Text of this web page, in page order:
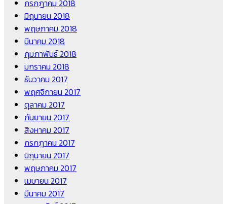
กรกฎาคม 2018
มิถุนายน 2018
พฤษภาคม 2018
มีนาคม 2018
กุมภาพันธ์ 2018
มกราคม 2018
ธันวาคม 2017
พฤศจิกายน 2017
ตุลาคม 2017
กันยายน 2017
สิงหาคม 2017
กรกฎาคม 2017
มิถุนายน 2017
พฤษภาคม 2017
เมษายน 2017
มีนาคม 2017